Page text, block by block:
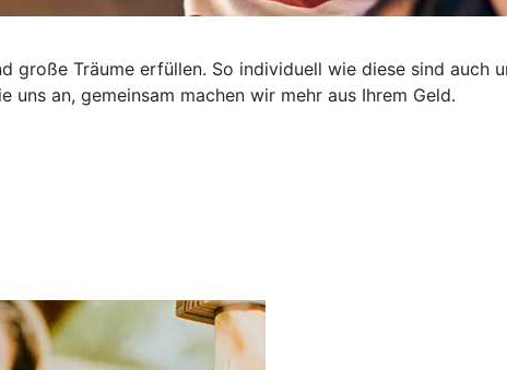
große Träume erfüllen. So individuell wie diese sind auch
uns an, gemeinsam machen wir mehr aus Ihrem Geld.